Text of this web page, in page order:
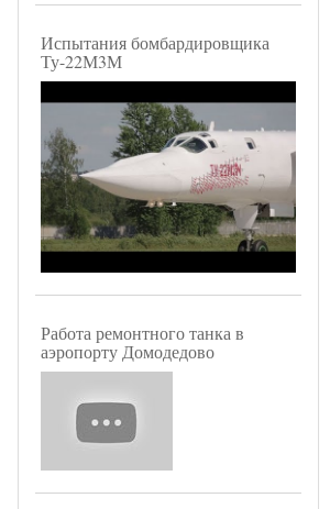
Испытания бомбардировщика
Ту-22М3М
Работа ремонтного танка в
аэропорту Домодедово